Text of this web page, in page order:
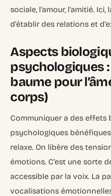
sociale, l’amour, l’amitié.
d’établir des relations et
Aspects
psychologiques
baume pour
corps)
Communiquer a des effets
psychologiques
relaxe. On libère des
émotions. C’est une sorte
accessible par la voix. La
vocalisations